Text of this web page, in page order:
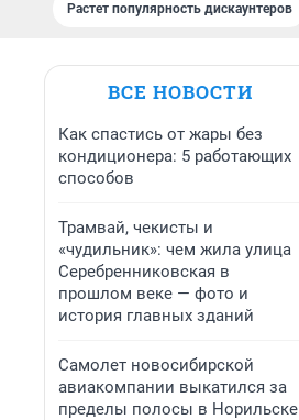
Растет популярность дискаунтеров
ВСЕ НОВОСТИ
Как спастись от жары без
кондиционера: 5 работающих
способов
Трамвай, чекисты и
«чудильник»: чем жила улица
Серебренниковская в
прошлом веке — фото и
история главных зданий
Самолет новосибирской
авиакомпании выкатился за
пределы полосы в Норильске